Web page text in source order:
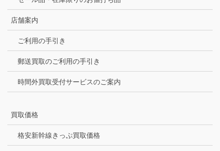
店舗案内
ご利用の手引き
郵送買取のご利用の手引き
時間外買取受付サービスのご案内
買取価格
格安新幹線きっぷ買取価格